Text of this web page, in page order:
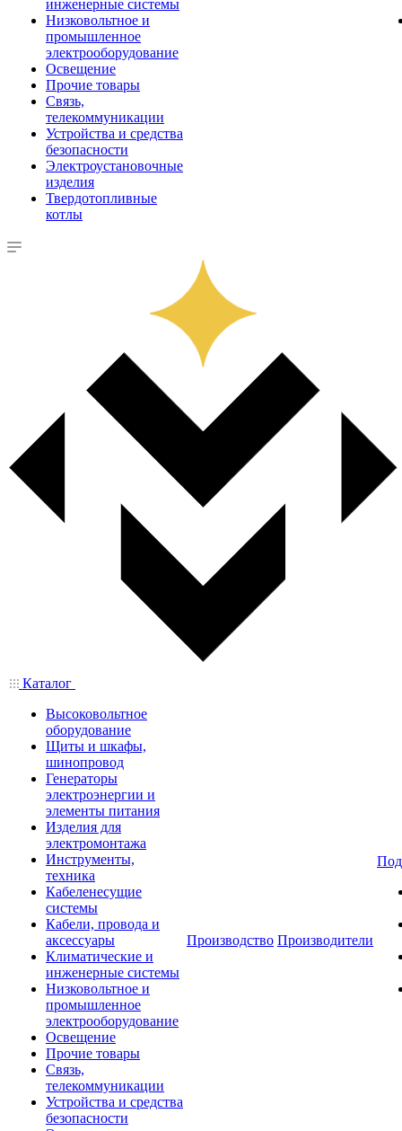
инженерные системы
Низковольтное и
промышленное
электрооборудование
Освещение
Прочие товары
Связь,
телекоммуникации
Устройства и средства
безопасности
Электроустановочные
изделия
Твердотопливные
котлы
Каталог
Высоковольтное
оборудование
Щиты и шкафы,
шинопровод
Генераторы
электроэнергии и
элементы питания
Изделия для
электромонтажа
Инструменты,
техника
Кабеленесущие
системы
Кабели, провода и
аксессуары
Климатические и
инженерные системы
Низковольтное и
промышленное
электрооборудование
Освещение
Прочие товары
Связь,
телекоммуникации
Устройства и средства
безопасности
Производство Производители